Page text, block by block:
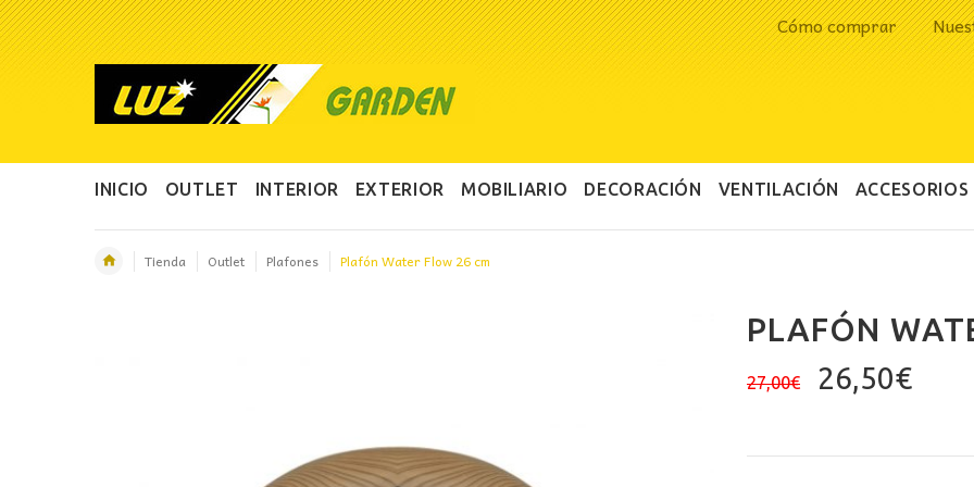
Cómo comprar
INICIO OUTLET INTERIOR EXTERIOR MOBILIARIO DECORACIÓN VENTILACIÓN ACCESORIOS
Tienda Outlet Plafones Plafón Water Flow 26 cm
PLAFÓN
27,00€
El
era:
26,50€El
es: